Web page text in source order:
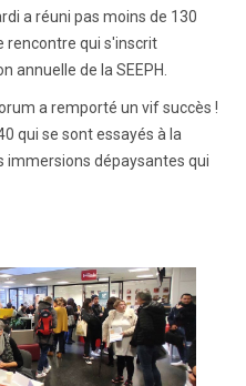
a réuni pas moins de 130
rencontre qui s'inscrit
annuelle de la SEEPH.
a remporté un vif succès !
qui se sont essayés à la
immersions dépaysantes qui